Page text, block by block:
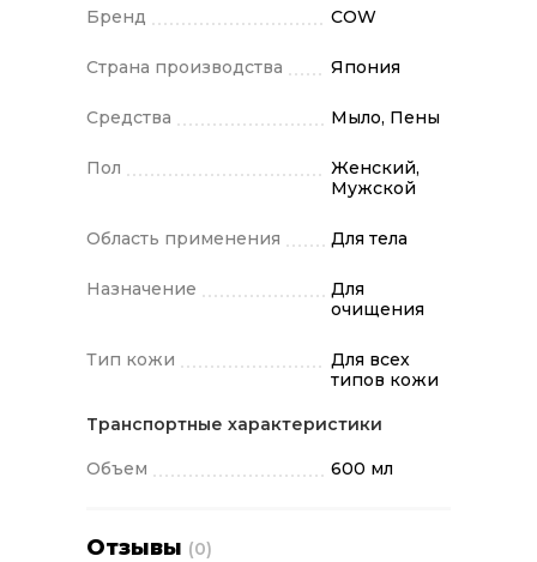
Бренд COW
Страна производства Япония
Средства Мыло, Пены
Пол
Женский,
Мужской
Область применения Для тела
Назначение
Для
очищения
Тип кожи
Для всех
типов кожи
Транспортные характеристики
Объем 600 мл
Отзывы (0)